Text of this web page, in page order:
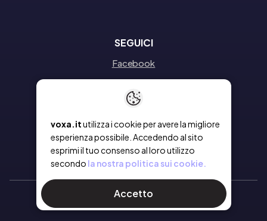
voxa.itutilizza i cookie per avere la migliore
esperienza possibile. Accedendo al sito
esprimi il tuo consenso al loro utilizzo
secondo la nostra politica sui cookie.
Accetto
SEGUICI
Facebook
Instagram
Linkedin